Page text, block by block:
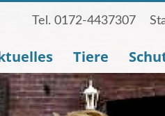
Tel. 0172-4437307
Tiere